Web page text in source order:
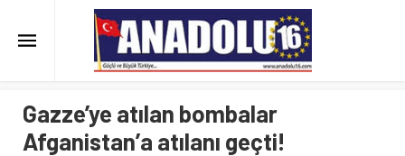
Gazze’ye atılan bombalar
Afganistan’a atılanı geçti!